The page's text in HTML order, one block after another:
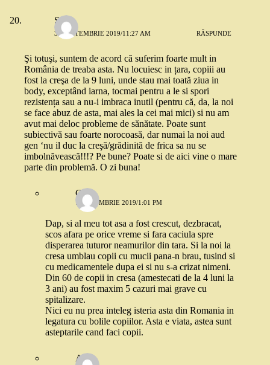
Sim
30 SEPTEMBRIE 2019/11:27 AM RĂSPUNDE
Şi totuşi, suntem de acord că suferim foarte mult in
România de treaba asta. Nu locuiesc in țara, copiii au
fost la creşa de la 9 luni, unde stau mai toată ziua in
body, exceptând iarna, tocmai pentru a le si spori
rezistența sau a nu-i imbraca inutil (pentru că, da, la noi
se face abuz de asta, mai ales la cei mai mici) si nu am
avut mai deloc probleme de sănătate. Poate sunt
subiectivă sau foarte norocoasă, dar numai la noi aud
gen ‘nu il duc la creşă/grădinită de frica sa nu se
imbolnăvească!!!? Pe bune? Poate si de aici vine o mare
parte din problemă. O zi buna!
C
1 OCTOMBRIE 2019/1:01 PM
Dap, si al meu tot asa a fost crescut, dezbracat,
scos afara pe orice vreme si fara caciula spre
disperarea tuturor neamurilor din tara. Si la noi la
cresa umblau copii cu mucii pana-n brau, tusind si
cu medicamentele dupa ei si nu s-a crizat nimeni.
Din 60 de copii in cresa (amestecati de la 4 luni la
3 ani) au fost maxim 5 cazuri mai grave cu
spitalizare.
Nici eu nu prea inteleg isteria asta din Romania in
legatura cu bolile copiilor. Asta e viata, astea sunt
asteptarile cand faci copii.
Ana